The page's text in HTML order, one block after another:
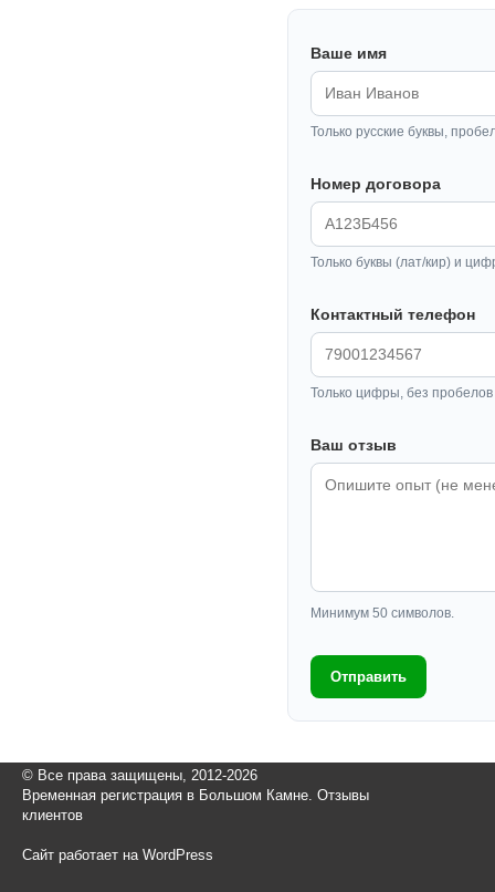
Ваше имя
Только русские буквы,
Номер договора
Только буквы (лат/кир) и
Контактный телефон
Только цифры, без
Ваш отзыв
Минимум 50 символов.
Отправить
© Все права защищены, 2012-2026
Временная регистрация в Большом Камне. Отзывы
клиентов
Сайт работает на WordPress